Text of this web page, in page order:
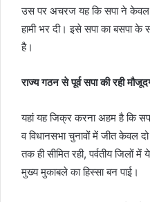
उस पर अचरज यह कि सपा ने केवल
हामी भर दी। इसे सपा का बसपा के
है।
राज्य गठन से पूर्व सपा की रही
यहां यह जिक्र करना अहम है कि
व विधानसभा चुनावों में जीत केवल
तक ही सीमित रही, पर्वतीय जिलों में
मुख्य मुकाबले का हिस्सा बन पाई।